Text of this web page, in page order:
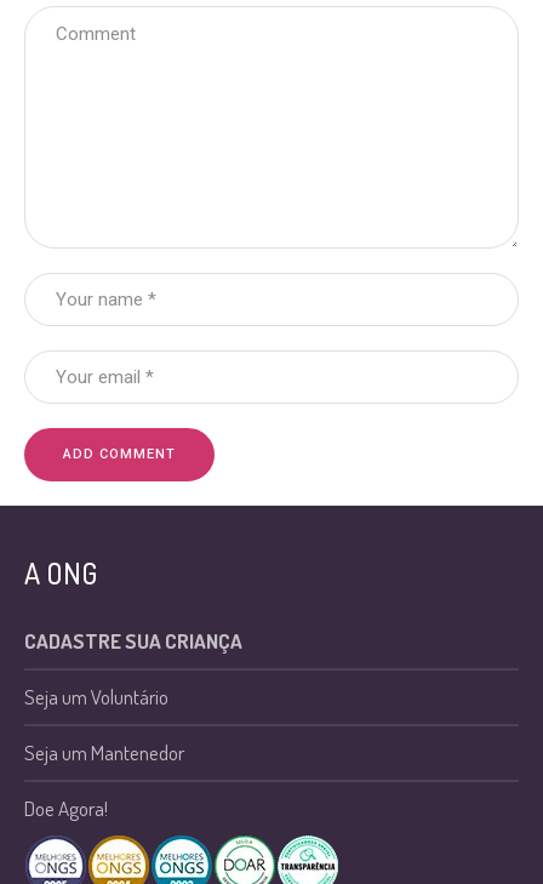
A ONG
CADASTRE SUA CRIANÇA
Seja um Voluntário
Seja um Mantenedor
Doe Agora!